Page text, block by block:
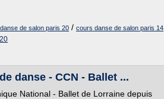
de salon paris 20 / cours danse de salon paris 14
danse - CCN - Ballet ...
National - Ballet de Lorraine depuis